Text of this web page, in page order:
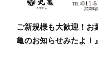
ご新規様も大歓迎！お
亀のお知らせみたよ！